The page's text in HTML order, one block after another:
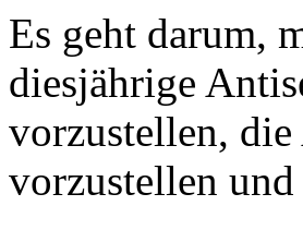
Es geht darum,
diesjährige
vorzustellen,
vorzustellen